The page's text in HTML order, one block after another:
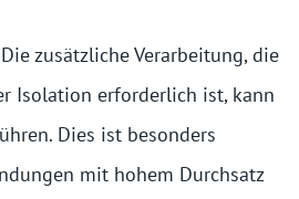
Die zusätzliche Verarbeitung, die
Isolation erforderlich ist, kann
Dies ist besonders
mit hohem Durchsatz